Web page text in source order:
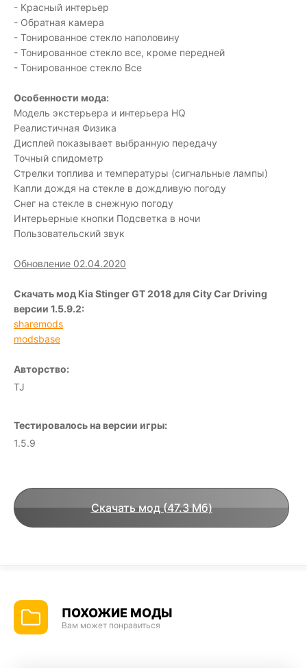
- Красный интерьер
- Обратная камера
- Тонированное стекло наполовину
- Тонированное стекло все, кроме передней
- Тонированное стекло Все
Особенности мода:
Модель экстерьера и интерьера HQ
Реалистичная Физика
Дисплей показывает выбранную передачу
Точный спидометр
Стрелки топлива и температуры (сигнальные лампы)
Капли дождя на стекле в дождливую погоду
Снег на стекле в снежную погоду
Интерьерные кнопки Подсветка в ночи
Пользовательский звук
Обновление 02.04.2020
Скачать мод Kia Stinger GT 2018 для City Car Driving
версии 1.5.9.2:
sharemods
modsbase
Авторство:
TJ
Тестировалось на версии игры:
1.5.9
Скачать мод (47.3 Мб)
ПОХОЖИЕ МОДЫ
Вам может понравиться